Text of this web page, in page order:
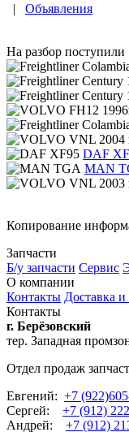
| Объявления
На разбор поступили
DAF
MAN
Копирование
Запчасти
Б/у запчасти Сервис
О компании
Контакты Доставка и
Контакты
г. Берёзовский
тер. Западная
Отдел продаж
Евгений: +7
Сергей: +7 (912)
Андрей: +7 (912)